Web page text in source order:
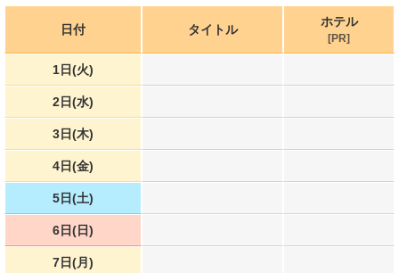
日付 タイトル
ホテル
[PR]
1日(火)
2日(水)
3日(木)
4日(金)
5日(土)
6日(日)
7日(月)